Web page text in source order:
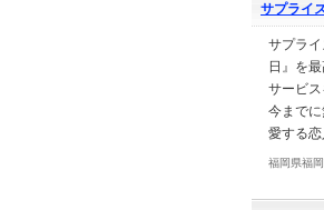
サプライ
サプラ
日』を
サービス
今までに
愛する
福岡県福